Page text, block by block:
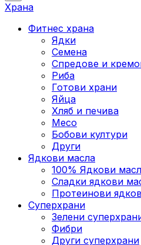
Храна
Фитнес храна
Ядки
Семена
Спредове и
Риба
Готови храни
Яйца
Хляб и печива
Месо
Бобови култури
Други
Ядкови масла
100% Ядкови
Сладки ядкови
Протеинови
Суперхрани
Зелени
Фибри
Други суперхрани